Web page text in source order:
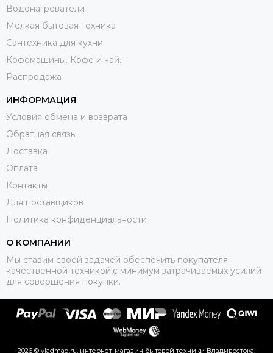
Водонагреватели
Мелкая бытовая техника
Сантехника для кухни
Кофемашины. Кофе и чай.
Распродажа
ИНФОРМАЦИЯ
Условия обмена и возврата
Обратная связь
Доставка
Оплата
Контакты
Для поставщиков
Политика конфиденциальности
О КОМПАНИИ
Мы ставим своей задачей обеспечить покупателя
качественной техникой,с минимум затрачиваемых усилий
для совершения покупки.
2026 © vladmag.ru, интернет-магазин бытовой техники Владивостока.